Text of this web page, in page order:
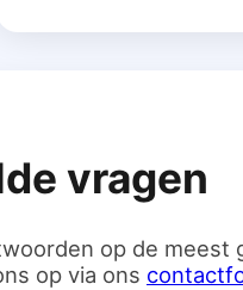
vragen
op de meest
op via ons